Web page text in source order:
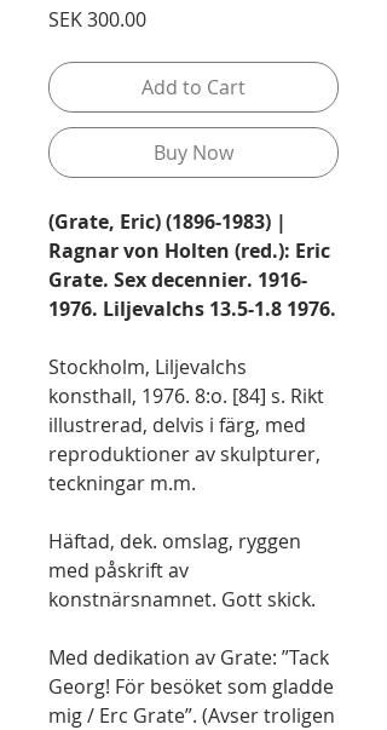
SEK 300.00Price
Add to Cart
Buy Now
(Grate, Eric) (1896-1983) |
Ragnar von Holten (red.): Eric
Grate. Sex decennier. 1916-
1976. Liljevalchs 13.5-1.8 1976.
Stockholm, Liljevalchs
konsthall, 1976. 8:o. [84] s. Rikt
illustrerad, delvis i färg, med
reproduktioner av skulpturer,
teckningar m.m.
Häftad, dek. omslag, ryggen
med påskrift av
konstnärsnamnet. Gott skick.
Med dedikation av Grate: ”Tack
Georg! För besöket som gladde
mig / Erc Grate”. (Avser troligen